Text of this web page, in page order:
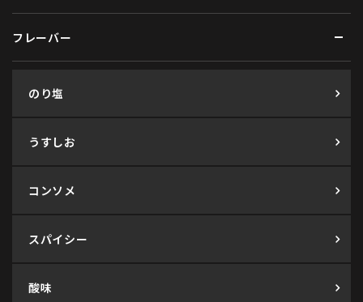
フレーバー
のり塩
うすしお
コンソメ
スパイシー
酸味